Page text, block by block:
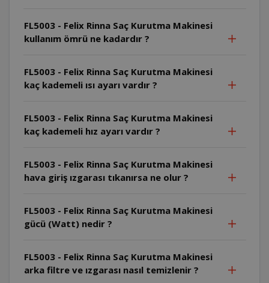
FL5003 - Felix Rinna Saç Kurutma Makinesi
kullanım ömrü ne kadardır ?
FL5003 - Felix Rinna Saç Kurutma Makinesi
kaç kademeli ısı ayarı vardır ?
FL5003 - Felix Rinna Saç Kurutma Makinesi
kaç kademeli hız ayarı vardır ?
FL5003 - Felix Rinna Saç Kurutma Makinesi
hava giriş ızgarası tıkanırsa ne olur ?
FL5003 - Felix Rinna Saç Kurutma Makinesi
gücü (Watt) nedir ?
FL5003 - Felix Rinna Saç Kurutma Makinesi
arka filtre ve ızgarası nasıl temizlenir ?